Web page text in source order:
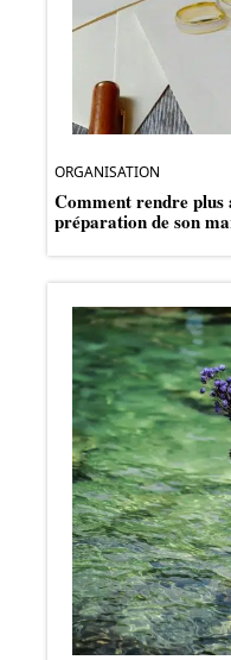
ORGANISATION
Comment rendre plus
préparation de son